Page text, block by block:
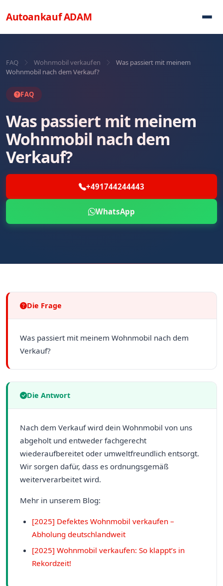
AutoankaufADAM
FAQ Wohnmobil verkaufen
Was passiert mit meinem
Wohnmobil nach dem Verkauf?
FAQ
Was passiert mit meinem
Wohnmobil nach dem
Verkauf?
+491744244443
WhatsApp
Die Frage
Was passiert mit meinem Wohnmobil nach dem
Verkauf?
Die Antwort
Nach dem Verkauf wird dein Wohnmobil von uns
abgeholt und entweder fachgerecht
wiederaufbereitet oder umweltfreundlich entsorgt.
Wir sorgen dafür, dass es ordnungsgemäß
weiterverarbeitet wird.
Mehr in unserem Blog:
[2025] Defektes Wohnmobil verkaufen –
Abholung deutschlandweit
[2025] Wohnmobil verkaufen: So klappt’s in
Rekordzeit!